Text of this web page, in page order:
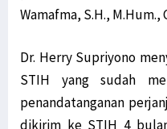
Wamafma, S.H., M.Hum.,
Dr. Herry Supriyono
STIH yang sudah
penandatanganan
dikirim ke STIH 4